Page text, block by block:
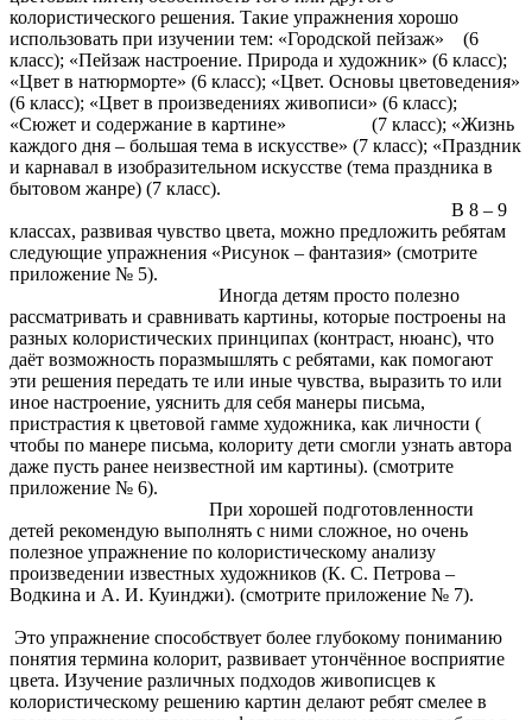
колористического решения. Такие упражнения хорошо
использовать при изучении тем: «Городской пейзаж» (6
класс); «Пейзаж настроение. Природа и художник» (6 класс);
«Цвет в натюрморте» (6 класс); «Цвет. Основы цветоведения»
(6 класс); «Цвет в произведениях живописи» (6 класс);
«Сюжет и содержание в картине» (7 класс); «Жизнь
каждого дня – большая тема в искусстве» (7 класс); «Праздник
и карнавал в изобразительном искусстве (тема праздника в
бытовом жанре) (7 класс).
В 8 – 9
классах, развивая чувство цвета, можно предложить ребятам
следующие упражнения «Рисунок – фантазия» (смотрите
приложение № 5).
Иногда детям просто полезно
рассматривать и сравнивать картины, которые построены на
разных колористических принципах (контраст, нюанс), что
даёт возможность поразмышлять с ребятами, как помогают
эти решения передать те или иные чувства, выразить то или
иное настроение, уяснить для себя манеры письма,
пристрастия к цветовой гамме художника, как личности (
чтобы по манере письма, колориту дети смогли узнать автора
даже пусть ранее неизвестной им картины). (смотрите
приложение № 6).
При хорошей подготовленности
детей рекомендую выполнять с ними сложное, но очень
полезное упражнение по колористическому анализу
произведении известных художников (К. С. Петрова –
Водкина и А. И. Куинджи). (смотрите приложение № 7).
Это упражнение способствует более глубокому пониманию
понятия термина колорит, развивает утончённое восприятие
цвета. Изучение различных подходов живописцев к
колористическому решению картин делают ребят смелее в